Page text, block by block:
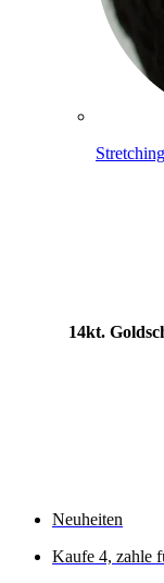
Stretching
14kt.
Neuheiten
Kaufe 4, zahle